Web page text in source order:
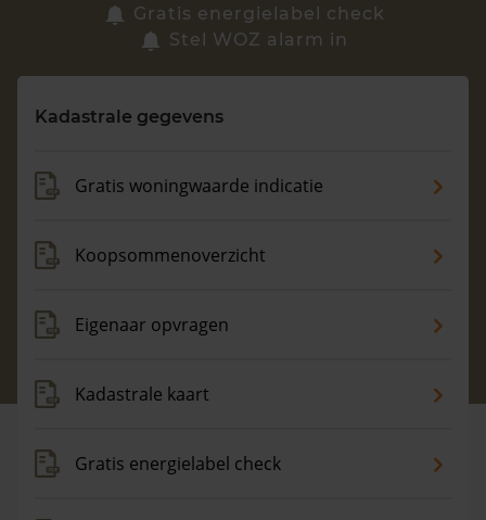
Vragen? Neem contact met ons op
088 220 4200
Gratis energielabel check
Stel WOZ alarm in
Kadastrale gegevens
Gratis woningwaarde indicatie
Koopsommenoverzicht
Eigenaar opvragen
Kadastrale kaart
Gratis energielabel check